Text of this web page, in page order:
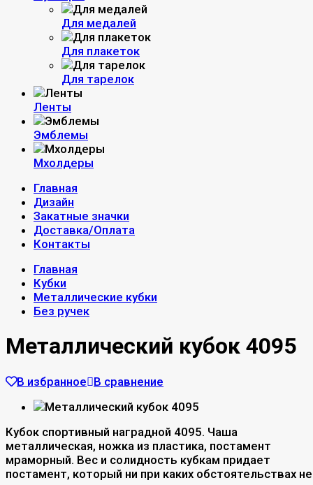
Для медалей
Для плакеток
Для тарелок
Ленты
Эмблемы
Мхолдеры
Главная
Дизайн
Закатные значки
Доставка/Оплата
Контакты
Главная
Кубки
Металлические кубки
Без ручек
Металлический кубок 4095
В избранное В сравнение
Кубок спортивный наградной 4095. Чаша
металлическая, ножка из пластика, постамент
мраморный. Вес и солидность кубкам придает
постамент, который ни при каких обстоятельствах не